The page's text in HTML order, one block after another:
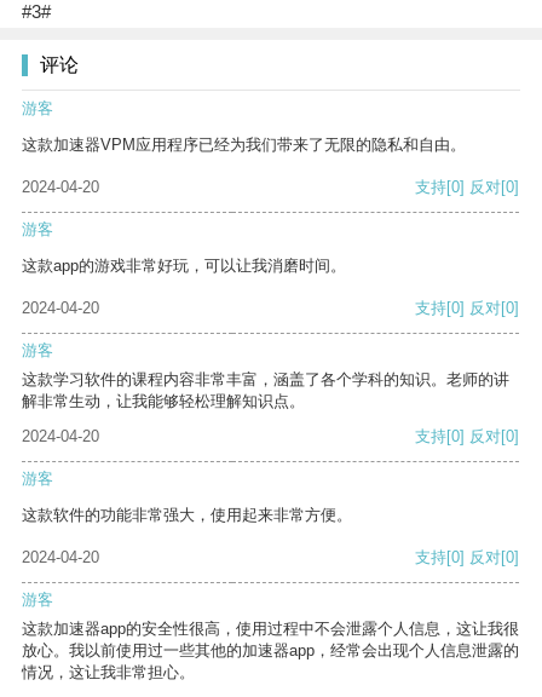
#3#
评论
游客
这款加速器VPM应用程序已经为我们带来了无限的隐私和自由。
2024-04-20 支持[0] 反对[0]
游客
这款app的游戏非常好玩，可以让我消磨时间。
2024-04-20 支持[0] 反对[0]
游客
这款学习软件的课程内容非常丰富，涵盖了各个学科的知识。老师的讲
解非常生动，让我能够轻松理解知识点。
2024-04-20
支持[0] 反对[0]
游客
这款软件的功能非常强大，使用起来非常方便。
2024-04-20 支持[0] 反对[0]
游客
这款加速器app的安全性很高，使用过程中不会泄露个人信息，这让我很
放心。我以前使用过一些其他的加速器app，经常会出现个人信息泄露的
情况，这让我非常担心。